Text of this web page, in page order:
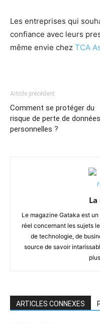
Les entreprises qui
confiance avec leurs
même envie chez TCA
Article précédent
Comment se protéger du
risque de perte de données
personnelles ?
Le magazine Gataka est
réel concernant les sujets
de technologie, de
source de savoir
ARTICLES CONNEXES